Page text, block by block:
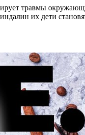
травмы
их дети